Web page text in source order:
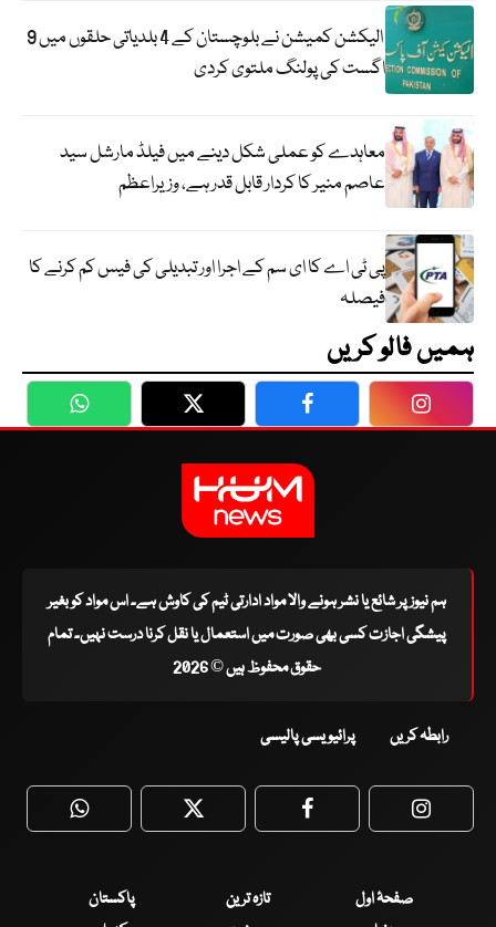
الیکشن کمیشن نے بلوچستان کے 4 بلدیاتی حلقوں میں 9
اگست کی پولنگ ملتوی کردی
معاہدے کو عملی شکل دینے میں فیلڈ مارشل سید
عاصم منیر کا کردار قابل قدر ہے، وزیراعظم
پی ٹی اے کا ای سم کے اجرا اور تبدیلی کی فیس کم کرنے کا
فیصلہ
ہمیں فالو کریں
WhatsApp Twitter Facebook
ہم نیوز پر شائع یا نشر ہونے والا مواد ادارتی ٹیم کی کاوش ہے۔ اس مواد کو بغیر
پیشگی اجازت کسی بھی صورت میں استعمال یا نقل کرنا درست نہیں۔ تمام
حقوق محفوظ ہیں © 2026
رابطہ کریں پرائیویسی پالیسی
WhatsApp Twitter Facebook
صفحۂ اول تازہ ترین
پاکستان